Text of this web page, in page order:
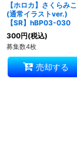
【ホロカ】さくらみこ
(通常イラストver.)
【SR】hBP03-030
300円(税込)
募集数4枚
売却する